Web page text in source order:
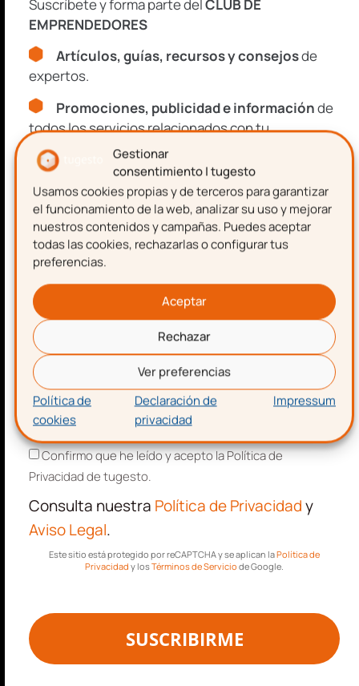
Gestionar
consentimiento | tugesto
Usamos cookies propias y de terceros para garantizar
el funcionamiento de la web, analizar su uso y mejorar
nuestros contenidos y campañas. Puedes aceptar
todas las cookies, rechazarlas o configurar tus
preferencias.
Aceptar
Rechazar
Ver preferencias
Política de
cookies
Declaración de
privacidad
Impressum
Aceptación de términos y
Confirmo que he leído y acepto la Política de
Privacidad de tugesto.
Consulta nuestraPolítica de Privacidad
yAviso Legal.
Este sitio está protegido por reCAPTCHA y se aplican laPolítica de
Privacidad
Términos de Servicio de Google.
SUSCRIBIRME
Descarga gratisla
plantilla para hacer una
nómina
Suscríbete y forma parte del CLUB DE
EMPRENDEDORES
Artículos, guías, recursos y consejosde
expertos.
Promociones, publicidad e informaciónde
todos los servicios relacionados con tu
emprendimiento.
Nombre
Apellidos
Correo electrónico
Aceptación de términos y condiciones
Confirmo que he leído y acepto la Política de
Privacidad de tugesto.
Consulta nuestra Política de Privacidady
Aviso Legal.
Este sitio está protegido por reCAPTCHA y se aplican laPolítica de
Privacidad y losTérminos de Servicio de Google.
SUSCRIBIRME